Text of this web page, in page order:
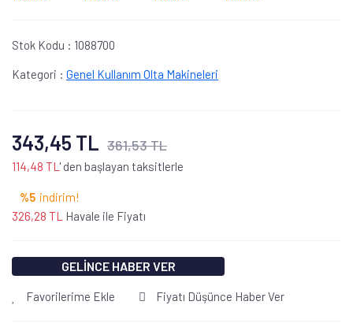
Stok Kodu : 1088700
Kategori : Genel Kullanım Olta Makineleri
343,45 TL 361,53 TL
114,48 TL ' den başlayan taksitlerle
%5 indirim!
326,28 TL
Havale ile Fiyatı
GELİNCE HABER VER
Favorilerime Ekle Fiyatı Düşünce Haber Ver